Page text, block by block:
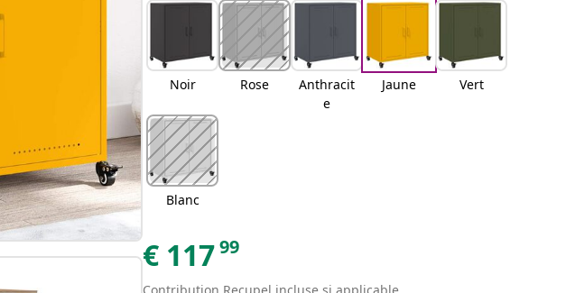
Noir Rose
Anthracit
e
Jaune Vert
Blanc
€ 11799